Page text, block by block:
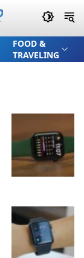
FOOD &
TRAVELING